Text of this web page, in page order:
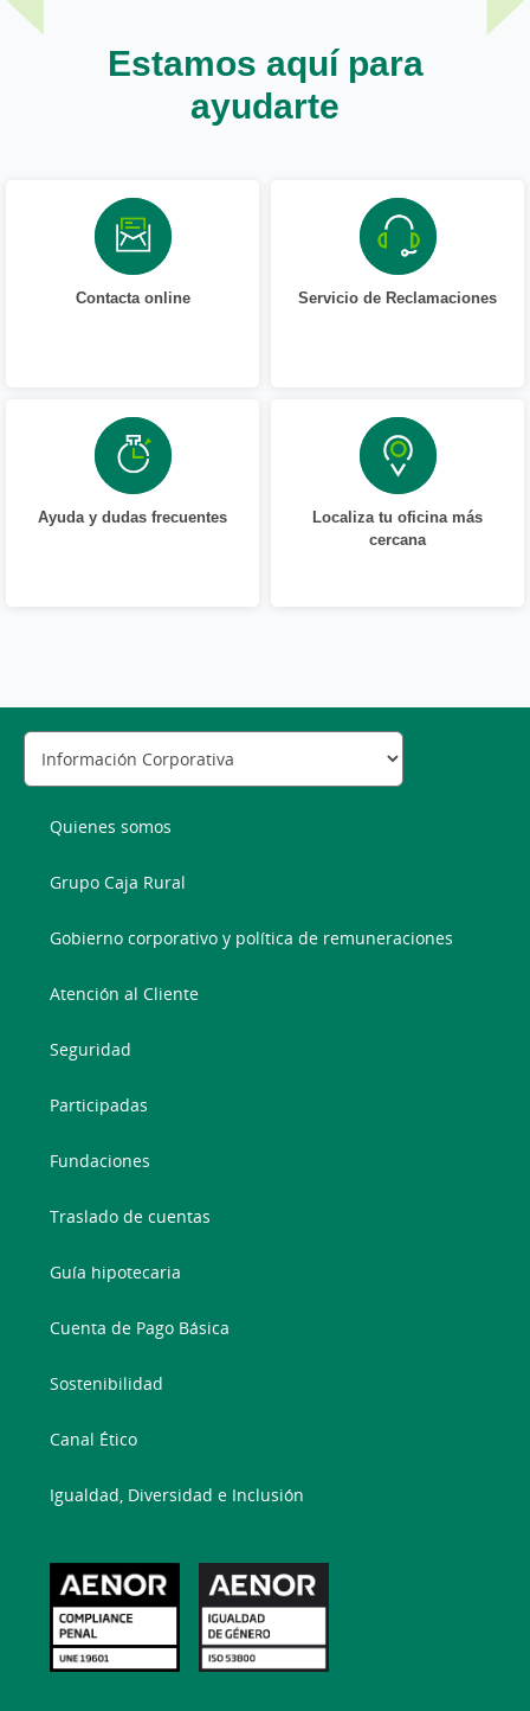
Estamos aquí para
ayudarte
Contacta online Servicio de Reclamaciones
Ayuda y dudas frecuentes
Localiza tu oficina más
cercana
Quienes somos
Grupo Caja Rural
Gobierno corporativo y política de remuneraciones
Atención al Cliente
Seguridad
Participadas
Fundaciones
Traslado de cuentas
Guía hipotecaria
Cuenta de Pago Básica
Sostenibilidad
Canal Ético
Igualdad, Diversidad e Inclusión